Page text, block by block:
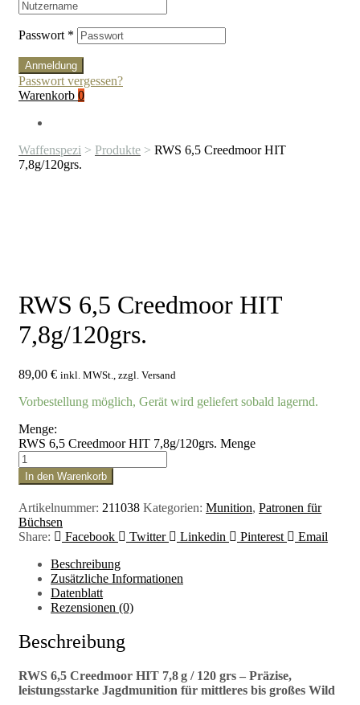
Passwort *
Anmeldung
Passwort vergessen?
Warenkorb 0
Waffenspezi > Produkte > RWS 6,5 Creedmoor HIT
7,8g/120grs.
RWS 6,5 Creedmoor HIT
7,8g/120grs.
89,00 € inkl. MWSt., zzgl. Versand
Vorbestellung möglich, Gerät wird geliefert sobald lagernd.
Menge:
RWS 6,5 Creedmoor HIT 7,8g/120grs. Menge
In den Warenkorb
Artikelnummer: 211038 Kategorien: Munition, Patronen für
Büchsen
Share:
Facebook Twitter Linkedin Pinterest
Email
Beschreibung
Zusätzliche Informationen
Datenblatt
Rezensionen (0)
Beschreibung
RWS 6,5 Creedmoor HIT 7,8 g / 120 grs – Präzise,
leistungsstarke Jagdmunition für mittleres bis großes Wild